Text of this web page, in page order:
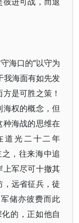
海口的“以守为
我海面有如先发
是可胜之策！
权的概念，但
海战的思维在
道光二十二年
之，往来海中追
军尽可十撤其
远省征兵，徒
储亦彼费而此
的，正如他自